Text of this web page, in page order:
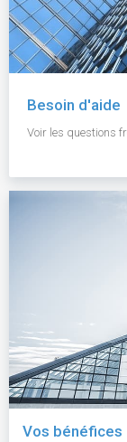
Besoin d'aide
Voir les questions
Vos bénéfices